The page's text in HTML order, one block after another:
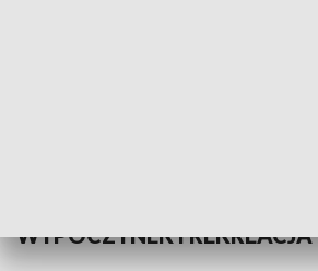
WYPOCZYNEK I REKREACJA